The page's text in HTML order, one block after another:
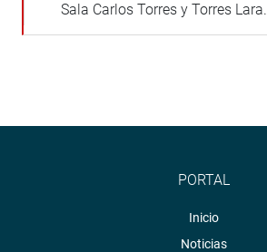
Sala Carlos Torres y Torres Lara.
PORTAL
Inicio
Noticias